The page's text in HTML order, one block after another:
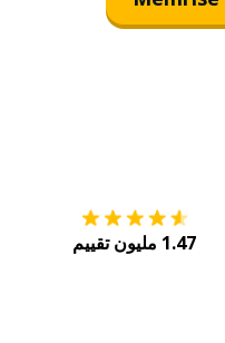
1.47 مليون تقييم